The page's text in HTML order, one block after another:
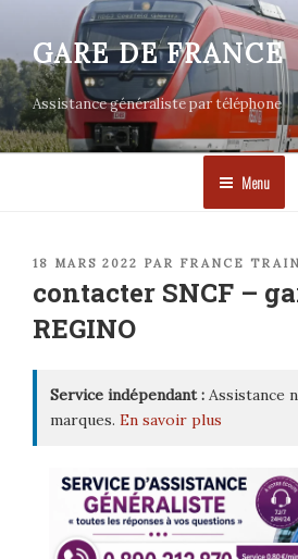
contenu
principal
GARE DE FRANCE
Assistance généraliste par téléphone
Menu
PUBLIÉ
18 MARS 2022 PAR FRANCE TRAIN
contacter SNCF –
REGINO
Service indépendant : Assistance
marques. En savoir plus